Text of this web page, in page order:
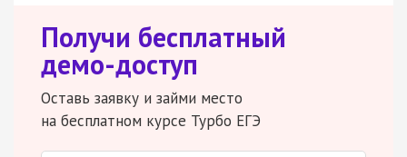
Получи бесплатный
демо-доступ
Оставь заявку и займи место
на бесплатном курсе Турбо ЕГЭ